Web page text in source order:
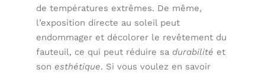
de températures extrêmes. De même,
l’exposition directe au soleil peut
endommager et décolorer le revêtement du
fauteuil, ce qui peut réduire sa durabilité et
son esthétique. Si vous voulez en savoir